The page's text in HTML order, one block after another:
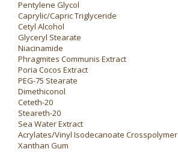
Pentylene Glycol
Caprylic/Capric Triglyceride
Cetyl Alcohol
Glyceryl Stearate
Niacinamide
Phragmites Communis Extract
Poria Cocos Extract
PEG-75 Stearate
Dimethiconol
Ceteth-20
Steareth-20
Sea Water Extract
Acrylates/Vinyl Isodecanoate Crosspolymer
Xanthan Gum